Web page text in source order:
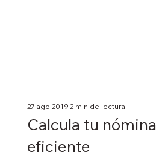
Calcula tu
eficiente
27 ago 20192 min de lectura